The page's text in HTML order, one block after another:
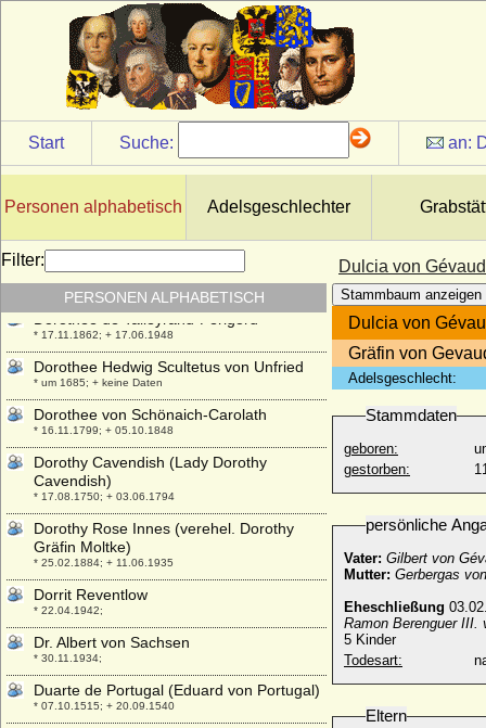
Start Suche: an:
Personen alphabetisch Adelsgeschlechter
Dulcia von
Stammbaum anzeigen
Dulcia von
Gräfin von
Adelsgeschlecht:
Stammdaten
geboren:
gestorben:
persönliche
Vater: Gilbert von
Mutter: Gerbergas
Eheschließung
Ramon Berenguer III.
5 Kinder
Todesart:
Eltern
Filter:
PERSONEN ALPHABETISCH
+ 31.03.1786
Dorothea Wilhelmine von Weitersheim,
Freiin
* 1699; + 20.06.1763
Dorothea zu Solms-Laubach
* 26.11.1547; + 18.09.1595
Dorothea zu Solms-Lich
* 02.02.1617; + nach 1661
Dorothee de Croy-Havre
* 1575; + 1661 (1662)
* 17.11.1862; + 17.06.1948
Dorothee Hedwig Scultetus von Unfried
* um 1685; + keine Daten
Dorothee von Schönaich-Carolath
* 16.11.1799; + 05.10.1848
Dorothy Cavendish (Lady Dorothy
Cavendish)
* 17.08.1750; + 03.06.1794
Dorothy Rose Innes (verehel. Dorothy
Gräfin Moltke)
* 25.02.1884; + 11.06.1935
Dorrit Reventlow
* 22.04.1942;
Dr. Albert von Sachsen
* 30.11.1934;
Duarte de Portugal (Eduard von Portugal)
* 07.10.1515; + 20.09.1540